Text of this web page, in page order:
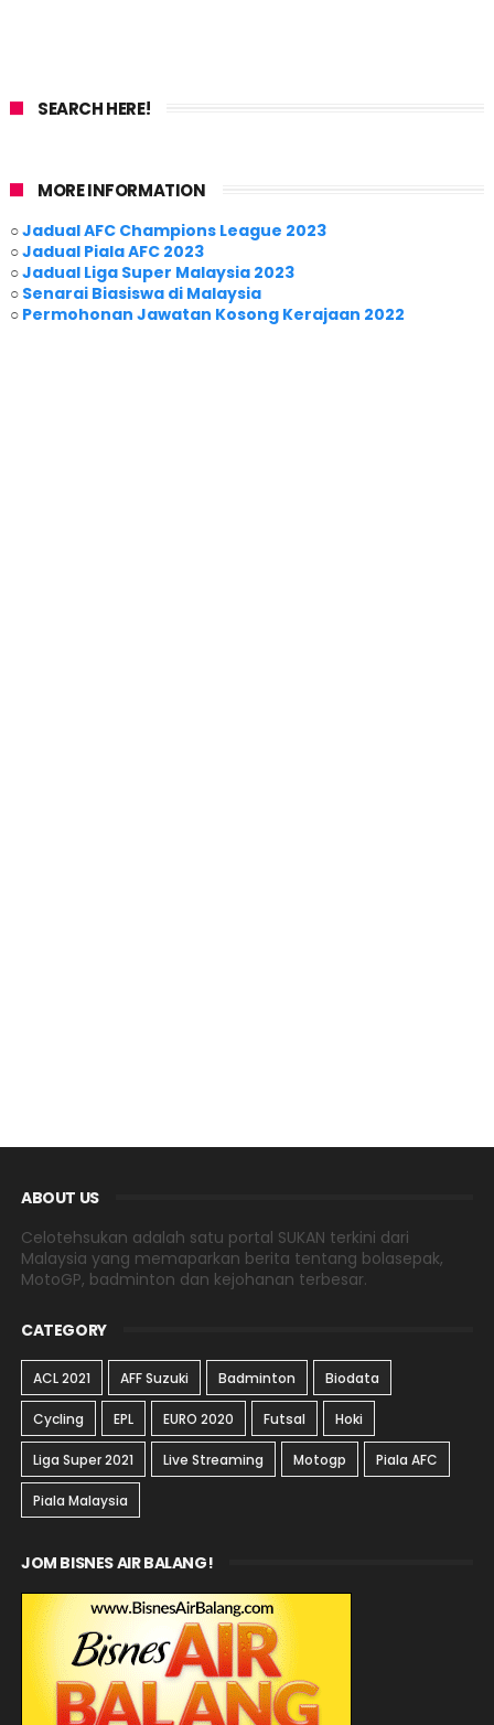
SEARCH HERE!
MORE INFORMATION
○Jadual AFC Champions League 2023
○Jadual Piala AFC 2023
○Jadual Liga Super Malaysia 2023
○ Senarai Biasiswa di Malaysia
○ Permohonan Jawatan Kosong Kerajaan 2022
ABOUT US
Celotehsukan adalah satu portal SUKAN terkini dari
Malaysia yang memaparkan berita tentang bolasepak,
MotoGP, badminton dan kejohanan terbesar.
CATEGORY
ACL 2021 AFF Suzuki Badminton Biodata
Cycling EPL EURO 2020 Futsal Hoki
Liga Super 2021 Live Streaming Motogp Piala AFC
Piala Malaysia
JOM BISNES AIR BALANG!